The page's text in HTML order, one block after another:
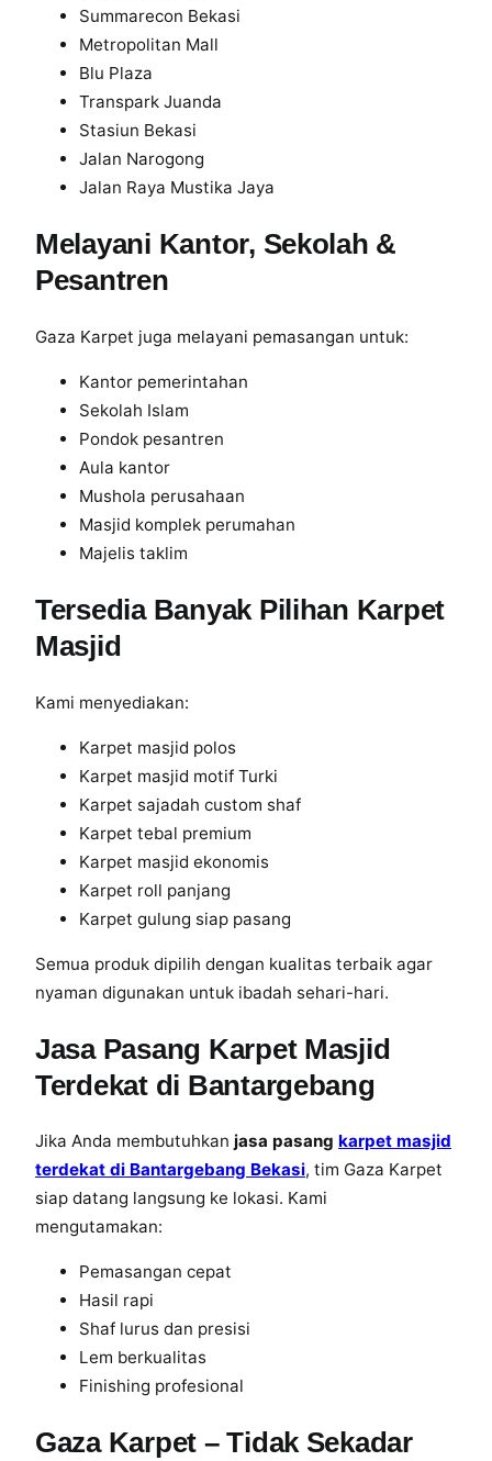
Summarecon Bekasi
Metropolitan Mall
Blu Plaza
Transpark Juanda
Stasiun Bekasi
Jalan Narogong
Jalan Raya Mustika Jaya
Melayani Kantor, Sekolah &
Pesantren
Gaza Karpet juga melayani pemasangan untuk:
Kantor pemerintahan
Sekolah Islam
Pondok pesantren
Aula kantor
Mushola perusahaan
Masjid komplek perumahan
Majelis taklim
Tersedia Banyak Pilihan Karpet
Masjid
Kami menyediakan:
Karpet masjid polos
Karpet masjid motif Turki
Karpet sajadah custom shaf
Karpet tebal premium
Karpet masjid ekonomis
Karpet roll panjang
Karpet gulung siap pasang
Semua produk dipilih dengan kualitas terbaik agar
nyaman digunakan untuk ibadah sehari-hari.
Jasa Pasang Karpet Masjid
Terdekat di Bantargebang
Jika Anda membutuhkan jasa pasang karpet masjid
terdekat di Bantargebang Bekasi, tim Gaza Karpet
siap datang langsung ke lokasi. Kami
mengutamakan:
Pemasangan cepat
Hasil rapi
Shaf lurus dan presisi
Lem berkualitas
Finishing profesional
Gaza Karpet – Tidak Sekadar